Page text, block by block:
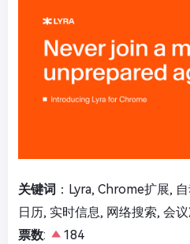
关键词 ：Lyra, Chrome扩展,
日历, 实时信息, 网络搜索, 会
票数:
184